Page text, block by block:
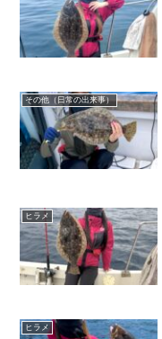
その他（日常の出来事）
ヒラメ
ヒラメ